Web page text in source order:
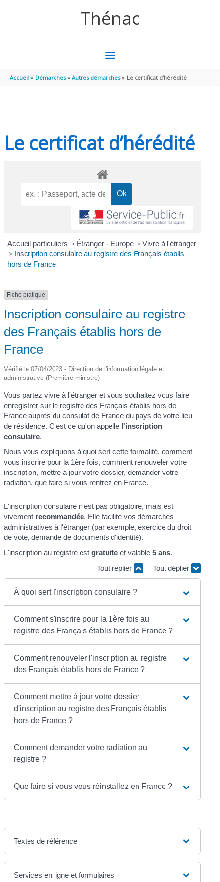
Thénac
MENU
PRINCIPAL
Accueil Démarches Autres démarches Le certificat d’hérédité
Le certificat d’hérédité
Accueil particuliers > Étranger - Europe > Vivre à l'étranger
> Inscription consulaire au registre des Français établis
hors de France
Fiche pratique
Inscription consulaire au registre
des Français établis hors de
France
Vérifié le 07/04/2023 - Direction de l'information légale et
administrative (Première ministre)
Vous partez vivre à l'étranger et vous souhaitez vous faire
enregistrer sur le registre des Français établis hors de
France auprès du consulat de France du pays de votre lieu
de résidence. C'est ce qu'on appelle l'inscription
consulaire.
Nous vous expliquons à quoi sert cette formalité, comment
vous inscrire pour la 1ère fois, comment renouveler votre
inscription, mettre à jour votre dossier, demander votre
radiation, que faire si vous rentrez en France.
L'inscription consulaire n'est pas obligatoire, mais est
vivement recommandée. Elle facilite vos démarches
administratives à l'étranger (par exemple, exercice du droit
de vote, demande de documents d'identité).
L'inscription au registre estgratuite et valable5 ans.
Tout replier
Tout déplier
À quoi sert l'inscription consulaire ?
Comment s'inscrire pour la 1ère fois au
registre des Français établis hors de France ?
Comment renouveler l'inscription au registre
des Français établis hors de France ?
Comment mettre à jour votre dossier
d'inscription au registre des Français établis
hors de France ?
Comment demander votre radiation au
registre ?
Que faire si vous vous réinstallez en France ?
Textes de référence
Services en ligne et formulaires